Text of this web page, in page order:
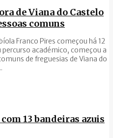
de Viana do Castelo
comuns
Franco Pires começou há 12
académico, começou a
de freguesias de Viana do
13 bandeiras azuis